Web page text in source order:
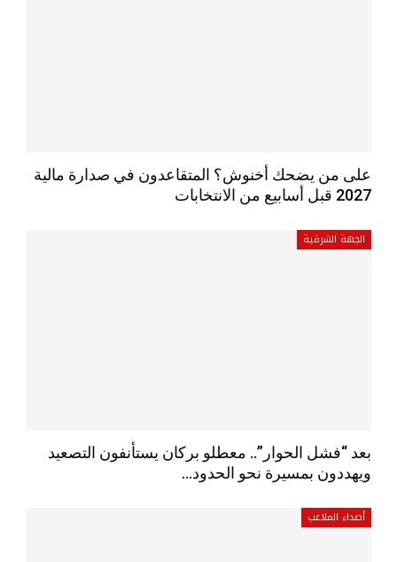
على من يضحك أخنوش؟ المتقاعدون في صدارة مالية
2027 قبل أسابيع من الانتخابات
الجهة الشرقية
بعد “فشل الحوار”.. معطلو بركان يستأنفون التصعيد
ويهددون بمسيرة نحو الحدود…
أصداء الملاعب